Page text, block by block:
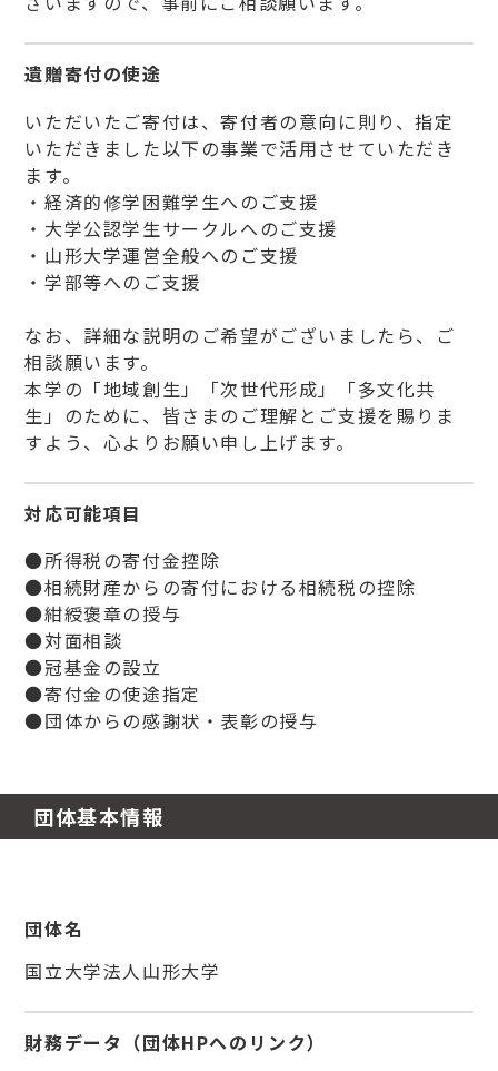
遺贈寄付の使途
いただいたご寄付は、寄付者の意向に則り、指定
いただきました以下の事業で活用させていただき
ます。
・経済的修学困難学生へのご支援
・大学公認学生サークルへのご支援
・山形大学運営全般へのご支援
・学部等へのご支援
なお、詳細な説明のご希望がございましたら、ご
相談願います。
本学の「地域創生」「次世代形成」「多文化共
生」のために、皆さまのご理解とご支援を賜りま
すよう、心よりお願い申し上げます。
対応可能項目
●所得税の寄付金控除
●相続財産からの寄付における相続税の控除
●紺綬褒章の授与
●対面相談
●冠基金の設立
●寄付金の使途指定
●団体からの感謝状・表彰の授与
団体基本情報
団体名
国立大学法人山形大学
財務データ（団体HPへのリンク）